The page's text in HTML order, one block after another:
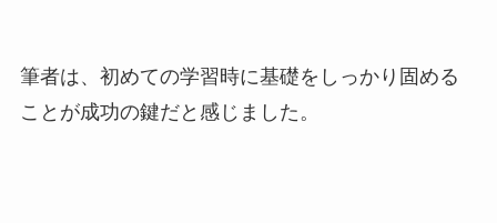
筆者は、初めての学習時に基礎をしっかり固める
ことが成功の鍵だと感じました。